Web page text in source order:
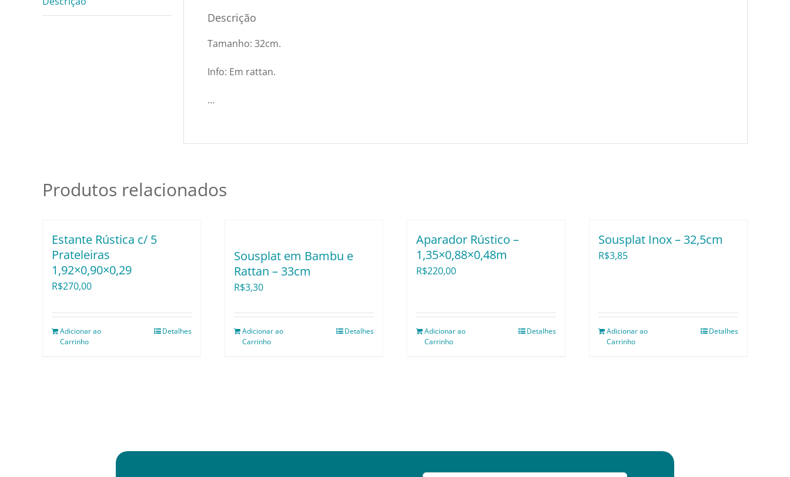
Descrição
Tamanho: 32cm.
Info: Em rattan.
…
Produtos relacionados
Estante Rústica c/ 5
Prateleiras
1,92×0,90×0,29
R$270,00
Adicionar ao
Carrinho
Detalhes
Sousplat em Bambu e
Rattan – 33cm
R$3,30
Adicionar ao
Carrinho
Detalhes
Aparador Rústico –
1,35×0,88×0,48m
R$220,00
Adicionar ao
Carrinho
Detalhes
Sousplat Inox – 32,5cm
R$3,85
Adicionar ao
Carrinho
Detalhes